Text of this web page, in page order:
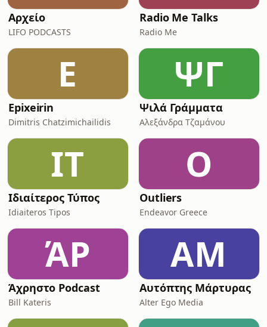
Αρχείο
LIFO PODCASTS
Radio Me Talks
Radio Me
E
Epixeirin
Dimitris Chatzimichailidis
ΨΓ
Ψιλά Γράμματα
Αλεξάνδρα Τζαμάνου
ΙΤ
Ιδιαίτερος Τύπος
Idiaiteros Tipos
O
Outliers
Endeavor Greece
ΆP
Άχρηστο Podcast
Bill Kateris
ΑΜ
Αυτόπτης Μάρτυρας
Alter Ego Media